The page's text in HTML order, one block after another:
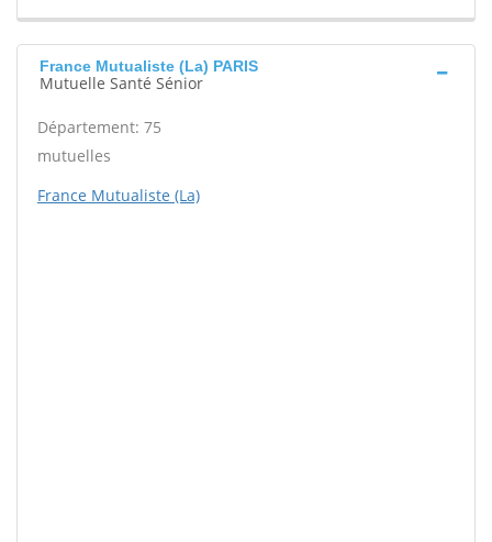
France Mutualiste (La) PARIS
Mutuelle Santé Sénior
Département: 75
mutuelles
France Mutualiste (La)